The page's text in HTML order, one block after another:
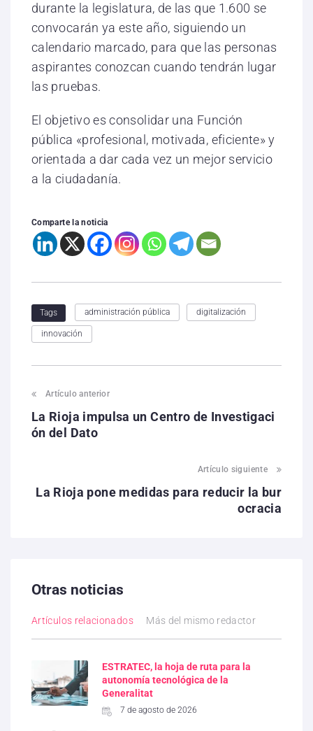
durante la legislatura, de las que 1.600 se
convocarán ya este año, siguiendo un
calendario marcado, para que las personas
aspirantes conozcan cuando tendrán lugar
las pruebas.
El objetivo es consolidar una Función
pública «profesional, motivada, eficiente» y
orientada a dar cada vez un mejor servicio
a la ciudadanía.
Comparte la noticia
Tags administración pública digitalización
innovación
Artículo anterior
La Rioja impulsa un Centro de Investigaci
ón del Dato
Artículo siguiente
La Rioja pone medidas para reducir la bur
ocracia
Otras noticias
Artículos relacionados Más del mismo redactor
ESTRATEC, la hoja de ruta para la
autonomía tecnológica de la
Generalitat
7 de agosto de 2026